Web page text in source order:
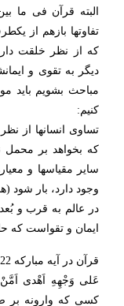
البته قرآن فى ما
تفاوتها بازهم از
كه از نظر خلقت
دیگر به تقوى‏ و
مباحث بشویم باید
كنیم:
تساوى انسانها از
كه بخواهد بر محمل
سایر مقیاسها و
وجود دارد، بار شود
در عالم به قرب و
ایمان و تقواست كه
عَلى‏ وَجْهِهِ اَهْدى‏
كسى كه وارونه بر